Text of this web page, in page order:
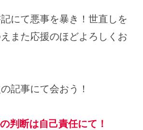
にて悪事を暴き！世直しを
また応援のほどよろしくお
記事にて会おう！
判断は自己責任にて！